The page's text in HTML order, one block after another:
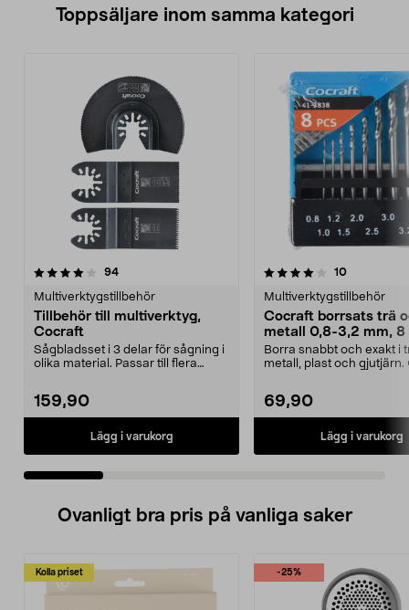
Toppsäljare inom samma kategori
94recensioner
Multiverktygstillbehör
Tillbehör till multiverktyg,
Cocraft
Sågbladsset i 3 delar för sågning i
olika material. Passar till flera
159,90
Lägg i varukorg
4.0 av 5 stjärnor 10recensioner
Multiverktygstillbehör
Cocraft borrsats trä
metall 0,8-3,2 mm, 8
Borra snabbt och exakt i
metall, plast och gjutjärn.
69,90
Lägg i varukorg
5.0 av 5 stjärnor
Ovanligt bra pris på vanliga saker
Kolla priset -25%